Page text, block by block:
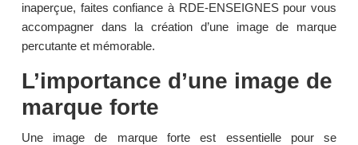
inaperçue, faites confiance à RDE-ENSEIGNES pour vous
accompagner dans la création d’une image de marque
percutante et mémorable.
L’importance d’une image de
marque forte
Une image de marque forte est essentielle pour se